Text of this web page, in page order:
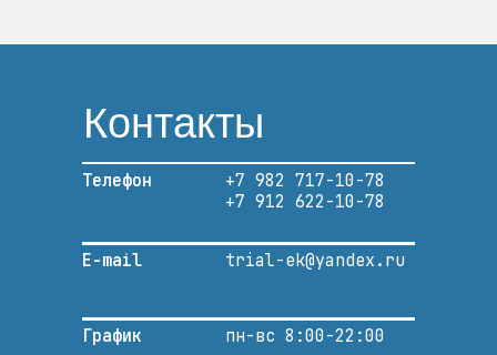
Контакты
Телефон
+7 982 717-10-78
+7 912 622-10-78
E-mail trial-ek@yandex.ru
График пн-вс 8:00-22:00